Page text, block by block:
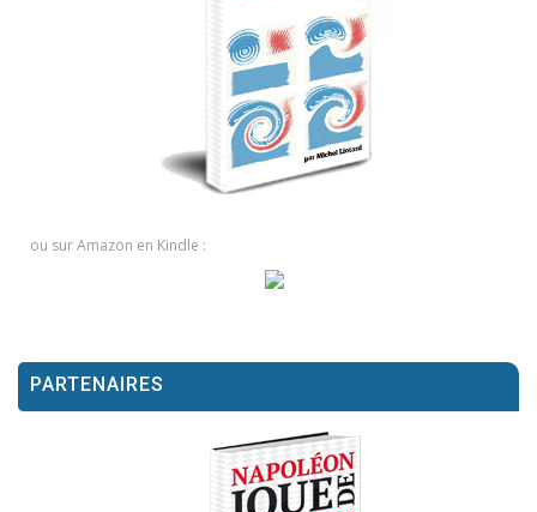
ou sur Amazon en Kindle :
PARTENAIRES